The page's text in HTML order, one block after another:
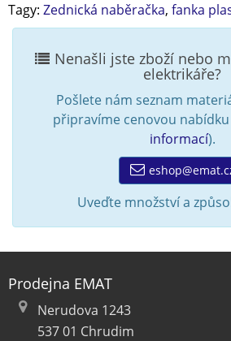
Tagy: Zednická naběračka, fanka
Nenašli jste zboží nebo
elektrikáře?
Pošlete nám seznam
připravíme cenovou
informací).
Uveďte množství a
Prodejna EMAT
Nerudova 1243
537 01 Chrudim